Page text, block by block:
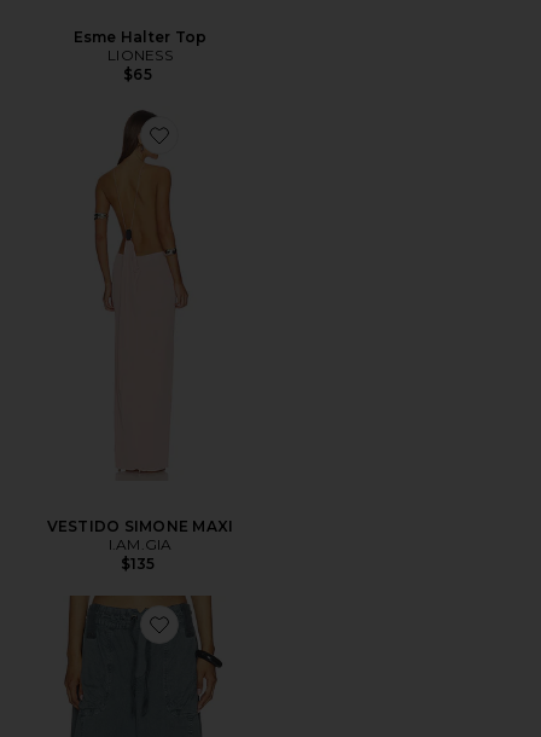
Esme Halter Top
LIONESS
$65
VESTIDO SIMONE MAXI
I.AM.GIA
$135